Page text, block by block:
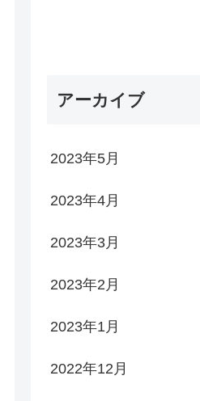
アーカイブ
2023年5月
2023年4月
2023年3月
2023年2月
2023年1月
2022年12月